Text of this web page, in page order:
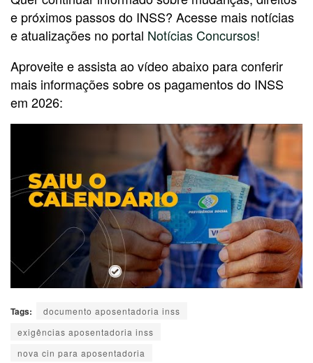
e próximos passos do INSS? Acesse mais notícias
e atualizações no portal Notícias Concursos!
Aproveite e assista ao vídeo abaixo para conferir
mais informações sobre os pagamentos do INSS
em 2026:
Tags:
documento aposentadoria inss
exigências aposentadoria inss
nova cin para aposentadoria